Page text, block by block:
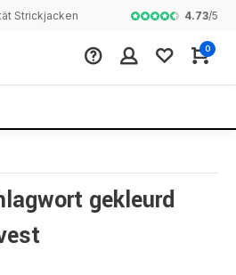
Komplette
4.73/5
0
gekleurd